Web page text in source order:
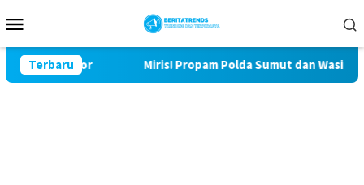
ke
Mobile
Terbaru
Lor Miris! Propam Polda Sumut dan Wasidik